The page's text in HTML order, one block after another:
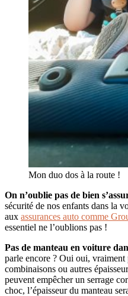
Mon duo dos à la route !
On n’oublie pas de bien
sécurité de nos enfants dans la
aux assurances auto comme
essentiel ne l’oublions pas !
Pas de manteau en voiture
parle encore ? Oui oui, vraiment
combinaisons ou autres
peuvent empêcher un serrage
choc, l’épaisseur du manteau